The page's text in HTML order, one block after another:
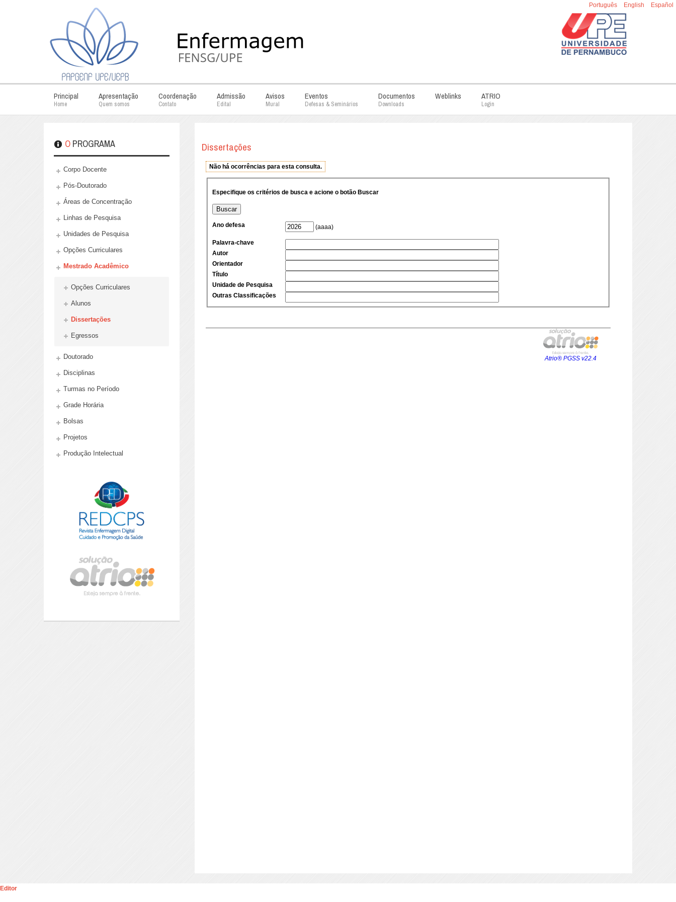
Português English Español
Principal
Home
Apresentação
Quem somos
Coordenação
Contato
Admissão
Edital
Avisos
Mural
Eventos
Defesas & Seminários
Documentos
Downloads
Weblinks ATRIO
Login
Dissertações
O PROGRAMA
Corpo Docente
Pós-Doutorado
Áreas de Concentração
Linhas de Pesquisa
Unidades de Pesquisa
Opções Curriculares
Mestrado Acadêmico
Opções Curriculares
Alunos
Dissertações
Egressos
Doutorado
Disciplinas
Turmas no Período
Grade Horária
Bolsas
Projetos
Produção Intelectual
Editor